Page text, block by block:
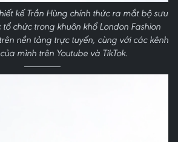
kế Trần Hùng chính thức ra mắt bộ sưu
chức trong khuôn khổ London Fashion
nền tảng trực tuyến, cùng với các kênh
mình trên Youtube và TikTok.